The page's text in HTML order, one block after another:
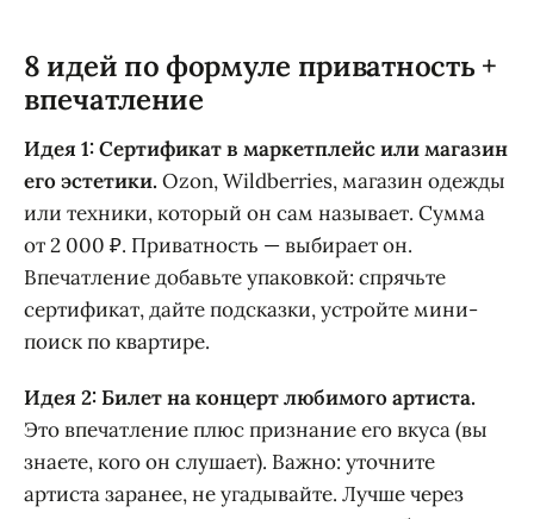
8 идей по формуле приватность +
впечатление
Идея 1: Сертификат в маркетплейс или магазин
его эстетики. Ozon, Wildberries, магазин одежды
или техники, который он сам называет. Сумма
от 2 000 ₽. Приватность — выбирает он.
Впечатление добавьте упаковкой: спрячьте
сертификат, дайте подсказки, устройте мини-
поиск по квартире.
Идея 2: Билет на концерт любимого артиста.
Это впечатление плюс признание его вкуса (вы
знаете, кого он слушает). Важно: уточните
артиста заранее, не угадывайте. Лучше через